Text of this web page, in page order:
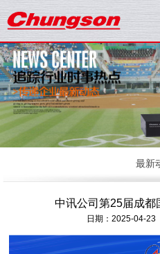
最新
中讯公司第25届成都
日期：2025-04-23